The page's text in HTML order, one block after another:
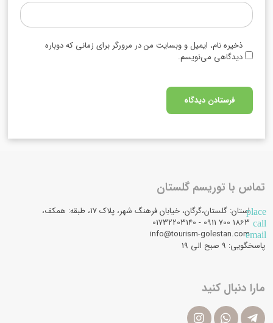
ذخیره نام، ایمیل و وبسایت من در مرورگر برای زمانی که دوباره
دیدگاهی می‌نویسم.
تماس با توریسم گلستان
placeاستان: گلستان،گرگان، خیابان فرهنگ شهر، پلاک 17، طبقه: همکف،
call
email
info@tourism-golestan.com
پاسخگویی: ۹ صبح الی 19
مارا دنبال کنید